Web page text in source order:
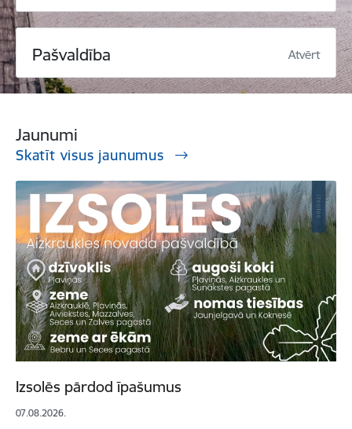
Pašvaldība Atvērt
Jaunumi
Skatīt visus jaunumus
Izsolēs pārdod īpašumus
07.08.2026.